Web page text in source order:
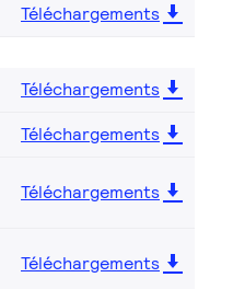
Téléchargements
Téléchargements
Téléchargements
Téléchargements
Téléchargements